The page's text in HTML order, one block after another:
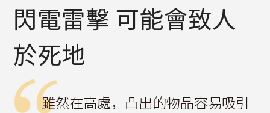
C
閃電雷擊 可能會致人
於死地
雖然在高處，凸出的物品容易吸引